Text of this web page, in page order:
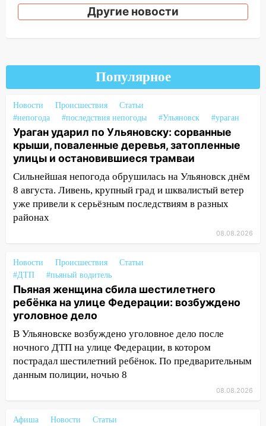
шестилетнего ребёнка на улице
мужчину, пропавшего ещё 19 июля
От мотофристайла до прогулки с
области 8–9 августа
10:11 Директора ульяновской
«Нефтяной топливной компании» будут
судить за неуплату 48,4 млн рублей
налогов
09:28 Дети на дорогах: пострадали
велосипедисты, мотоциклисты и
пешеходы. Обзор крупных аварий в
домов и выстрел за водку
07:50 Какая погоды будет днем 8
августа
06:45
Императорский мост в
Ульяновске останется закрытым до
утра 10 августа
05:18 Судьба готовит сюрприз: гороскоп
Другие новости
Популярное
Новости Происшествия
Статьи
#непогода
#последствия непогоды #Ульяновск #ураган
Ураган ударил по Ульяновску: сорванные
крыши, поваленные деревья, затопленные
улицы и остановившиеся трамваи
Сильнейшая непогода обрушилась на Ульяновск днём
8 августа. Ливень, крупный град и шквалистый ветер
уже привели к серьёзным последствиям в разных
районах
08.08.2026
Новости Происшествия
Статьи
#ДТП
#пьяный водитель
Пьяная женщина сбила шестилетнего
ребёнка на улице Федерации: возбуждено
уголовное дело
В Ульяновске возбуждено уголовное дело после
ночного ДТП на улице Федерации, в котором
пострадал шестилетний ребёнок. По предварительным
данным полиции, ночью 8
08.08.2026
Афиша Новости
Статьи